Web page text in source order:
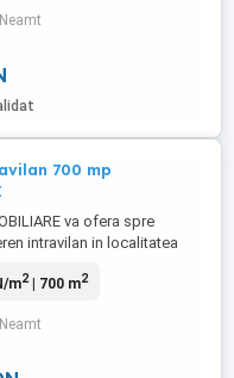
la strada. Chiria lunara
pt 60 mp, respectiv 800
mp. Prețul ...
700 mp
va ofera spre
intravilan in localitatea
suprafata de 700 mp.
Proprietatea
toate utilitatile. Pentru mai
m2| 700 m2